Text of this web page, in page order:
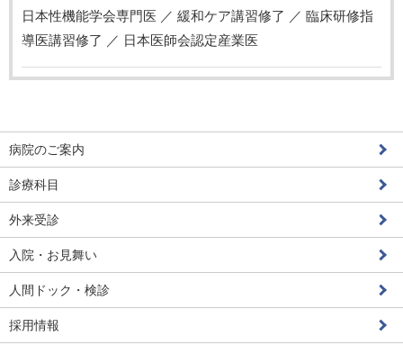
日本性機能学会専門医 ／ 緩和ケア講習修了 ／ 臨床研修指
導医講習修了 ／ 日本医師会認定産業医
病院のご案内
診療科目
外来受診
入院・お見舞い
人間ドック・検診
採用情報